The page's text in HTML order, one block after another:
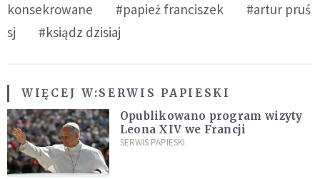
konsekrowane
#papież franciszek
#artur pruś
sj
#ksiądz dzisiaj
WIĘCEJ W:SERWIS PAPIESKI
Opublikowano program wizyty
Leona XIV we Francji
SERWIS PAPIESKI